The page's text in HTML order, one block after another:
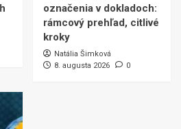
označenia v dokladoch:
rámcový prehľad, citlivé
kroky
Natália Šimková
8. augusta 2026
0